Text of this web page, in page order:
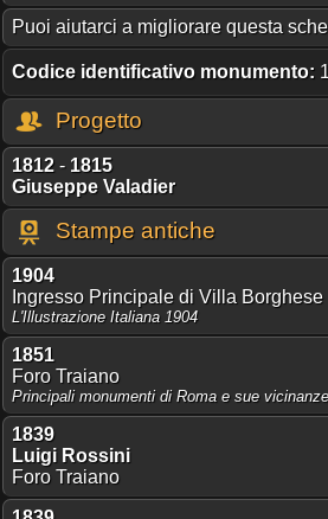
Puoi aiutarci a migliorare questa
Codice identificativo monumento:
Progetto
1812 - 1815
Giuseppe Valadier
Stampe antiche
1904
Ingresso Principale di Villa Borghese
L'Illustrazione Italiana 1904
1851
Foro Traiano
Principali monumenti di Roma e sue vicinanze
1839
Luigi Rossini
Foro Traiano